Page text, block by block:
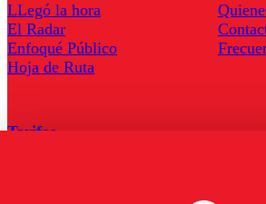
LLegó la hora
El Radar
Enfoqué Público
Hoja de Ruta
Tarifas